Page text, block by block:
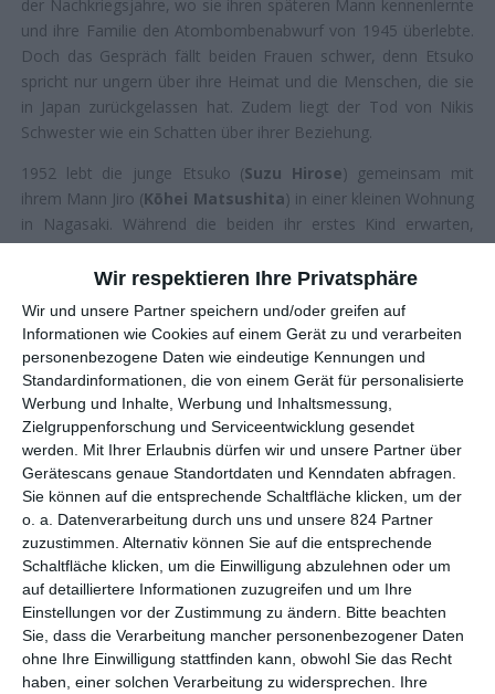
Wir respektieren Ihre Privatsphäre
Wir und unsere Partner speichern und/oder greifen auf
Informationen wie Cookies auf einem Gerät zu und verarbeiten
personenbezogene Daten wie eindeutige Kennungen und
Standardinformationen, die von einem Gerät für personalisierte
Werbung und Inhalte, Werbung und Inhaltsmessung,
Zielgruppenforschung und Serviceentwicklung gesendet
werden.
Mit Ihrer Erlaubnis dürfen wir und unsere Partner über
Gerätescans genaue Standortdaten und Kenndaten abfragen.
Sie können auf die entsprechende Schaltfläche klicken, um der
o. a. Datenverarbeitung durch uns und unsere 824 Partner
zuzustimmen. Alternativ können Sie auf die entsprechende
Schaltfläche klicken, um die Einwilligung abzulehnen oder um
auf detailliertere Informationen zuzugreifen und um Ihre
Einstellungen vor der Zustimmung zu ändern.
Bitte beachten
Sie, dass die Verarbeitung mancher personenbezogener Daten
ohne Ihre Einwilligung stattfinden kann, obwohl Sie das Recht
haben, einer solchen Verarbeitung zu widersprechen. Ihre
der Nachkriegsjahre, wo sie ihren späteren Mann kennenlernte
und ihre Familie den Atombombenabwurf von 1945 überlebte.
Doch das Gespräch fällt beiden Frauen schwer, denn Etsuko
spricht nur ungern über ihre Heimat und die Menschen, die sie
in Japan zurückgelassen hat. Zudem liegt der Tod von Nikis
Schwester wie ein Schatten über ihrer Beziehung.
1952 lebt die junge Etsuko (Suzu Hirose) gemeinsam mit
ihrem Mann Jiro (Kōhei Matsushita) in einer kleinen Wohnung
in Nagasaki. Während die beiden ihr erstes Kind erwarten,
leidet ihre Beziehung zunehmend unter Jiros beruflichem Druck
und der emotionalen Distanz zwischen ihnen. Erst die
Begegnung mit Sachiko (
Fumi Nikaido
), einer jungen Frau, die
aufgrund ihrer Nähe zu amerikanischen Soldaten von ihrem
Umfeld kritisch betrachtet wird, bringt Abwechslung in Etsukos
Alltag. Gleichzeitig scheint Sachikos unkonventionelles Leben all
jene Sehnsüchte zu verkörpern, die Etsuko selbst nie offen
auszusprechen wagt.
Im Schatten der Bombe
A Pale View of Hillsist die Verfilmung des gleichnamigen
Romans vonKazuo Ishiguro( Alles, was wir geben mussten
der in Deutschland unter dem Titel Damals in Nagasaki
veröffentlicht wurde. Dass Ishiguro seinen Roman in England
schrieb und erst viele Jahre nach dessen Veröffentlichung nach
Japan zurückkehrte, gehörte zu den Aspekten, die die
Geschichte für RegisseurKei Ishikawabesonders interessant